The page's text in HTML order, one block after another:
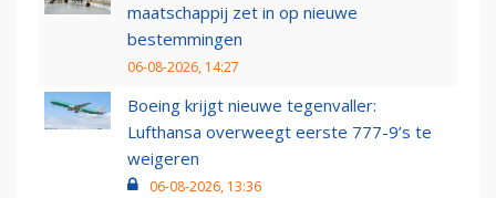
maatschappij zet in op nieuwe
bestemmingen
06-08-2026, 14:27
Boeing krijgt nieuwe tegenvaller:
Lufthansa overweegt eerste 777-9’s te
weigeren
06-08-2026, 13:36